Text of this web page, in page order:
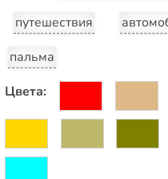
путешествия
пальма
Цвета: